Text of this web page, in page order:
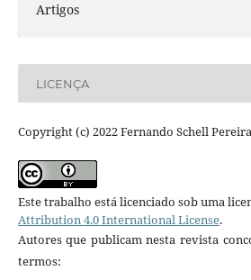
Artigos
LICENÇA
Copyright (c) 2022 Fernando Schell Pereira
Este trabalho está licenciado sob uma
Attribution 4.0 International License.
Autores que publicam nesta revista
termos: